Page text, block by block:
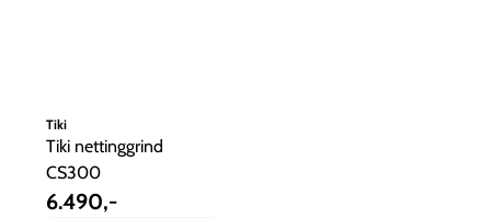
Tiki
Tiki nettinggrind
CS300
6.490,-